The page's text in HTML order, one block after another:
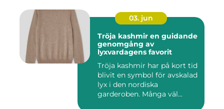
03. jun
Tröja kashmir en guidande
genomgång av
lyxvardagens favorit
Tröja kashmir har på kort tid
blivit en symbol för avskalad
lyx i den nordiska
garderoben. Många väl...